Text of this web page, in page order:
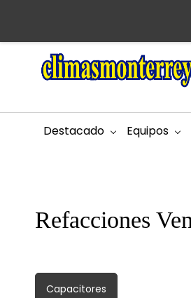
principal
Destacado Equipos
Refacciones
Capacitores